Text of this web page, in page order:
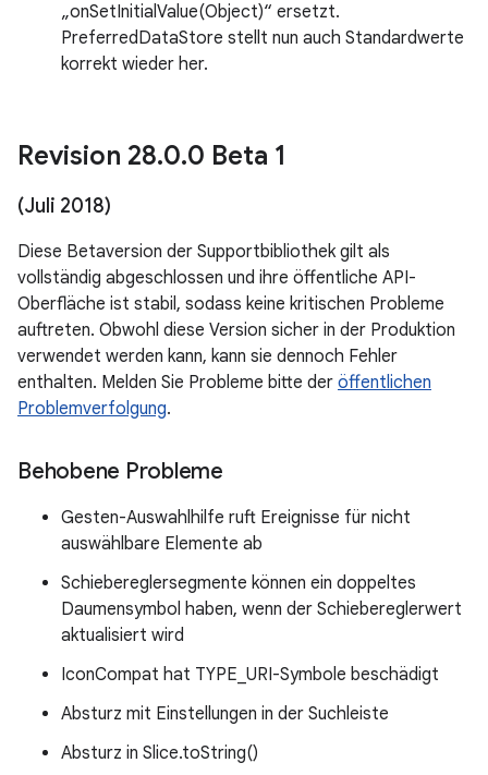
„onSetInitialValue(Object)“ ersetzt.
PreferredDataStore stellt nun auch Standardwerte
korrekt wieder her.
Revision 28.0.0 Beta 1
(Juli 2018)
Diese Betaversion der Supportbibliothek gilt als
vollständig abgeschlossen und ihre öffentliche API-
Oberfläche ist stabil, sodass keine kritischen Probleme
auftreten. Obwohl diese Version sicher in der Produktion
verwendet werden kann, kann sie dennoch Fehler
enthalten. Melden Sie Probleme bitte der öffentlichen
Problemverfolgung.
Behobene Probleme
Gesten-Auswahlhilfe ruft Ereignisse für nicht
auswählbare Elemente ab
Schiebereglersegmente können ein doppeltes
Daumensymbol haben, wenn der Schiebereglerwert
aktualisiert wird
IconCompat hat TYPE_URI-Symbole beschädigt
Absturz mit Einstellungen in der Suchleiste
Absturz in Slice.toString()